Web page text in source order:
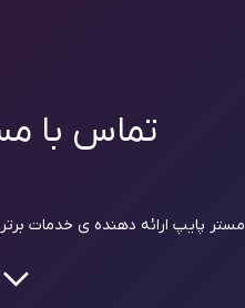
تماس با
مستر پایپ ارائه دهنده ی خدمات برتر